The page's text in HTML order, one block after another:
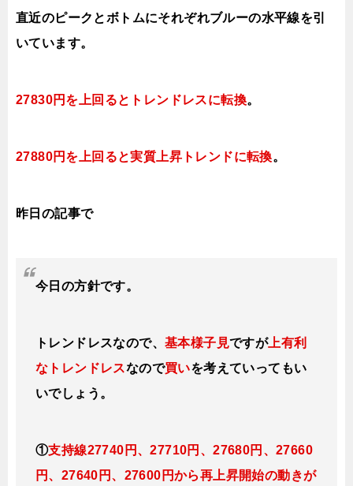
直近のピークとボトムにそれぞれブルーの水平線を引
いています。
27830円を上回るとトレンドレスに転換。
27880円を上回ると実質上昇トレンドに転換。
昨日の記事で
今日の方針です。
トレンドレスなので、 基本様子見ですが上有利
なトレンドレスなので買いを考えていってもい
いでしょう。
①支持線27740円、27710円、27680円、27660
円、27640円、27600円から再上昇開始の動きが